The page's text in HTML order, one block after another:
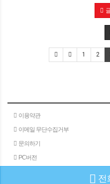
1 2
이용약관
이메일 무단수집거부
문의하기
PC버전
전